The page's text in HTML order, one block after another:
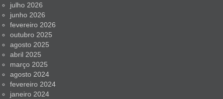
julho 2026
junho 2026
fevereiro 2026
outubro 2025
agosto 2025
abril 2025
março 2025
agosto 2024
fevereiro 2024
janeiro 2024